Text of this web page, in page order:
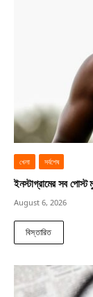
খেলা সর্বশেষ
ইনস্টাগ্রামের সব পোস্ট
August 6, 2026
বিস্তারিত